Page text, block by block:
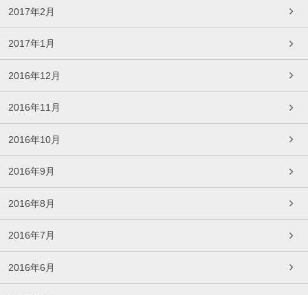
2017年2月
2017年1月
2016年12月
2016年11月
2016年10月
2016年9月
2016年8月
2016年7月
2016年6月